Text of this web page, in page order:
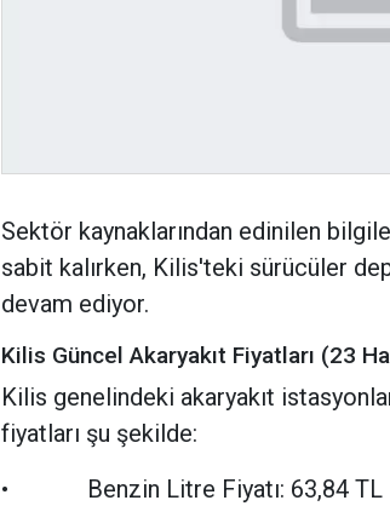
Sektör kaynaklarından edinilen
sabit kalırken, Kilis'teki sürücüler
devam ediyor.
Kilis Güncel Akaryakıt Fiyatları (23
Kilis genelindeki akaryakıt
fiyatları şu şekilde:
• Benzin Litre Fiyatı: 63,84 TL